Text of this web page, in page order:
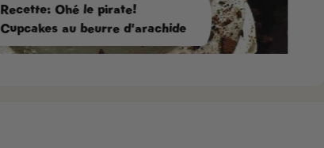
Recette: Ohé le pirate!
Cupcakes au beurre d'arachide